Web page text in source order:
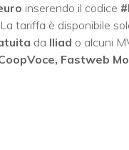
inserendo il codice
tariffa è disponibile
da Iliad o alcuni
Fastweb